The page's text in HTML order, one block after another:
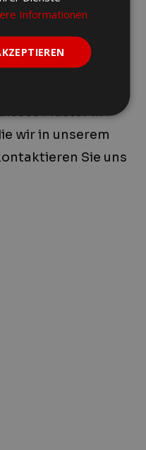
Sie viele
Farben und
Muster für Sie
Muster in
wir in unserem
Sie uns
Informationen